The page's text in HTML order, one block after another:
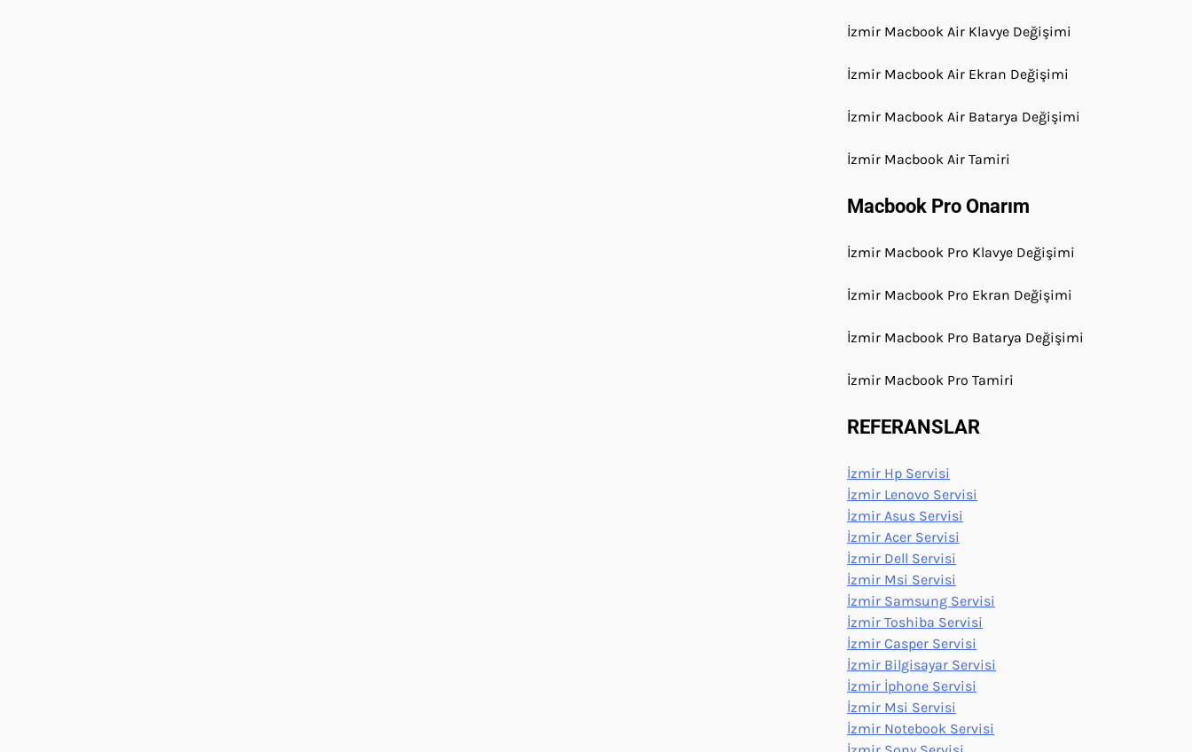
İzmir Macbook Air Klavye Değişimi
İzmir Macbook Air Ekran Değişimi
İzmir Macbook Air Batarya Değişimi
İzmir Macbook Air Tamiri
Macbook Pro Onarım
İzmir Macbook Pro Klavye Değişimi
İzmir Macbook Pro Ekran Değişimi
İzmir Macbook Pro Batarya Değişimi
İzmir Macbook Pro Tamiri
REFERANSLAR
İzmir Hp Servisi
İzmir Lenovo Servisi
İzmir Asus Servisi
İzmir Acer Servisi
İzmir Dell Servisi
İzmir Msi Servisi
İzmir Samsung Servisi
İzmir Toshiba Servisi
İzmir Casper Servisi
İzmir Bilgisayar Servisi
İzmir İphone Servisi
İzmir Msi Servisi
İzmir Notebook Servisi